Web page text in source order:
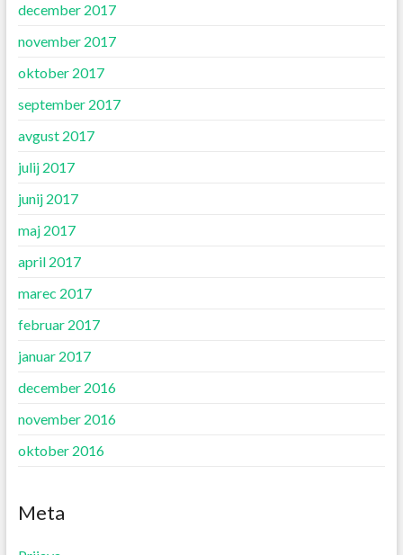
december 2017
november 2017
oktober 2017
september 2017
avgust 2017
julij 2017
junij 2017
maj 2017
april 2017
marec 2017
februar 2017
januar 2017
december 2016
november 2016
oktober 2016
Meta